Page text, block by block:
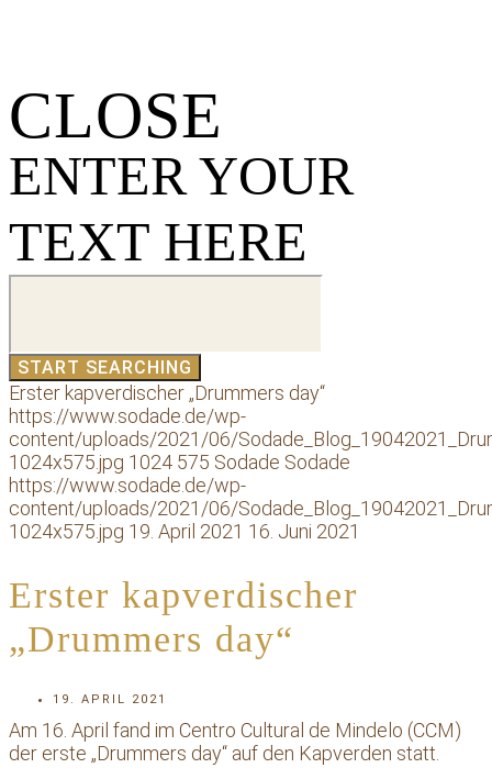
CLOSE
ENTER YOUR
TEXT HERE
Erster kapverdischer „Drummers day“
https://www.sodade.de/wp-
content/uploads/2021/06/
1024x575.jpg 1024 575 Sodade Sodade
https://www.sodade.de/wp-
content/uploads/2021/06/
1024x575.jpg 19. April 2021 16. Juni 2021
Erster kapverdischer
„Drummers day“
19. APRIL 2021
Am 16. April fand im Centro Cultural de Mindelo (CCM)
der erste „Drummers day“ auf den Kapverden statt.